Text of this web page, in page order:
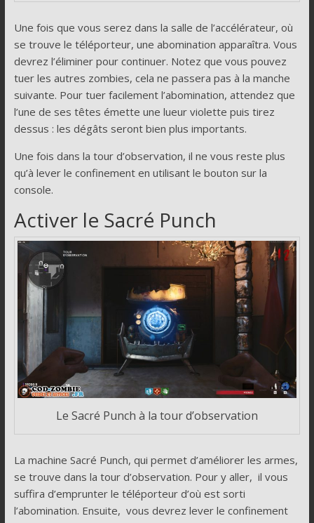
Une fois que vous serez dans la salle de l’accélérateur, où
se trouve le téléporteur, une abomination apparaîtra. Vous
devrez l’éliminer pour continuer. Notez que vous pouvez
tuer les autres zombies, cela ne passera pas à la manche
suivante. Pour tuer facilement l’abomination, attendez que
l’une de ses têtes émette une lueur violette puis tirez
dessus : les dégâts seront bien plus importants.
Une fois dans la tour d’observation, il ne vous reste plus
qu’à lever le confinement en utilisant le bouton sur la
console.
Activer le Sacré Punch
Le Sacré Punch à la tour d’observation
La machine Sacré Punch, qui permet d’améliorer les armes,
se trouve dans la tour d’observation. Pour y aller, il vous
suffira d’emprunter le téléporteur d’où est sorti
l’abomination. Ensuite, vous devrez lever le confinement